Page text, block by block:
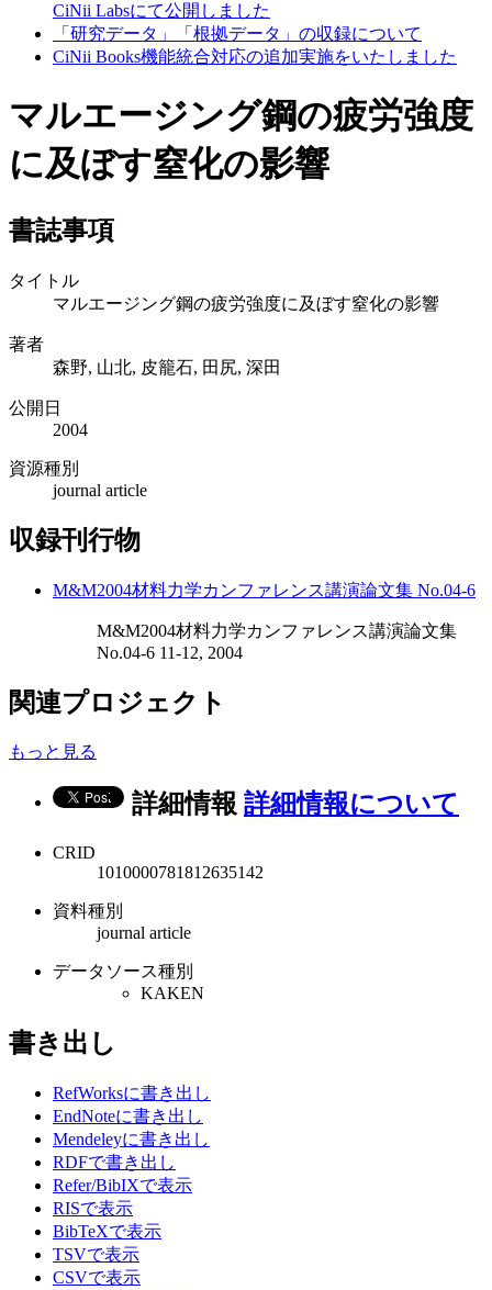
CiNii Labsにて公開しました
「研究データ」「根拠データ」の収録について
CiNii Books機能統合対応の追加実施をいたしました
マルエージング鋼の疲労強度
に及ぼす窒化の影響
書誌事項
タイトル
マルエージング鋼の疲労強度に及ぼす窒化の影響
著者
森野, 山北, 皮籠石, 田尻, 深田
公開日
2004
資源種別
journal article
収録刊行物
M&M2004材料力学カンファレンス講演論文集 No.04-6
M&M2004材料力学カンファレンス講演論文集
No.04-6 11-12, 2004
関連プロジェクト
もっと見る
詳細情報 詳細情報について
CRID
1010000781812635142
資料種別
journal article
データソース種別
KAKEN
書き出し
RefWorksに書き出し
EndNoteに書き出し
Mendeleyに書き出し
RDFで書き出し
Refer/BibIXで表示
RISで表示
BibTeXで表示
TSVで表示
CSVで表示